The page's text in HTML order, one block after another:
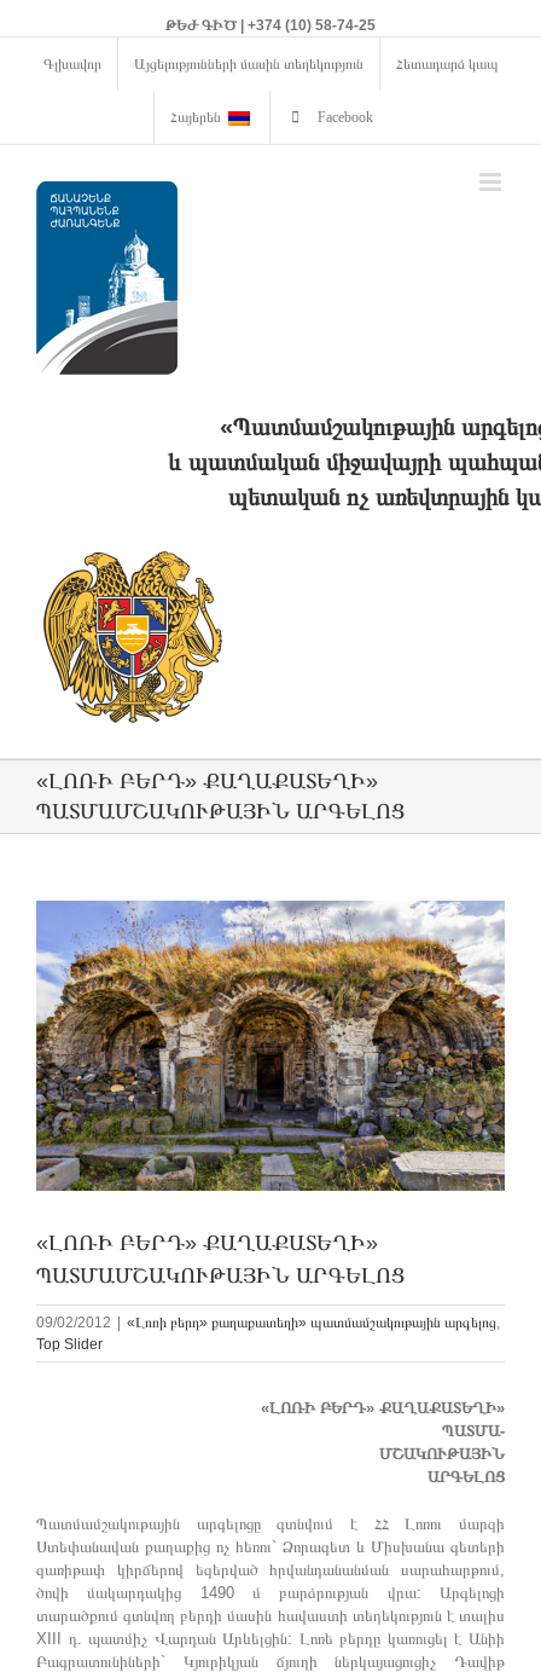
ԹԵԺ ԳԻԾ | +374 (10) 58-74-25
Գլխավոր Այցելությունների մասին տեղեկություն Հետադարձ կապ
Հայերեն Facebook
«Պատմամշակութային
և պատմական միջավայրի
պետական ոչ առեվտրային
«ԼՈՌԻ ԲԵՐԴ» ՔԱՂԱՔԱՏԵՂԻ»
ՊԱՏՄԱՄՇԱԿՈՒԹԱՅԻՆ ԱՐԳԵԼՈՑ
Larger
Image
«ԼՈՌԻ ԲԵՐԴ» ՔԱՂԱՔԱՏԵՂԻ»
ՊԱՏՄԱՄՇԱԿՈՒԹԱՅԻՆ ԱՐԳԵԼՈՑ
09/02/2012 «Լոռի բերդ» քաղաքատեղի» պատմամշակութային արգելոց,
Top Slider
«ԼՈՌԻ ԲԵՐԴ» ՔԱՂԱՔԱՏԵՂԻ»
ՊԱՏՄԱ-
ՄՇԱԿՈՒԹԱՅԻՆ
ԱՐԳԵԼՈՑ
Պատմամշակութային արգելոցը գտնվում է ՀՀ Լոռու մարզի
Ստեփանավան քաղաքից ոչ հեռու` Ձորագետ և Միսխանա գետերի
զառիթափ կիրճերով եզերված հրվանդանանման սարահարթում,
ծովի մակարդակից 1490 մ բարձրության վրա: Արգելոցի
տարածքում գտնվող բերդի մասին հավաստի տեղեկություն է տալիս
XIII դ. պատմիչ Վարդան Արևելցին: Լոռե բերդը կառուցել է Անիի
Բագրատունիների` Կյուրիկյան ճյուղի ներկայացուցիչ Դավիթ